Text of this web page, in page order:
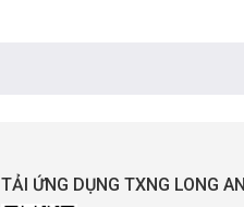
TẢI ỨNG DỤNG TXNG LONG AN